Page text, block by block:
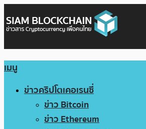
เมนู
ข่าวคริปโตเคอเรนซี่
ข่าว Bitcoin
ข่าว Ethereum